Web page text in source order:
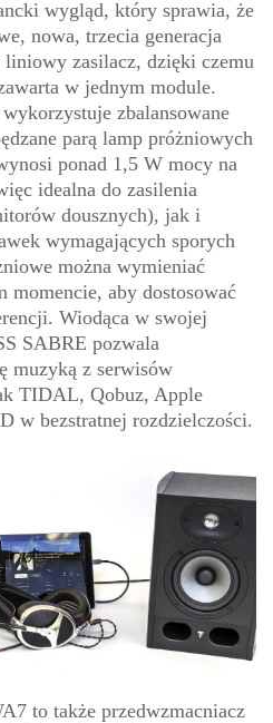
wygląd, który sprawia, że
nowa, trzecia generacja
liniowy zasilacz, dzięki czemu
w jednym module.
zbalansowane
parą lamp próżniowych
ponad 1,5 W mocy na
idealna do zasilenia
dousznych), jak i
wymagających sporych
można wymieniać
momencie, aby dostosować
Wiodąca w swojej
SABRE pozwala
muzyką z serwisów
TIDAL, Qobuz, Apple
w bezstratnej rozdzielczości.
to także przedwzmacniacz